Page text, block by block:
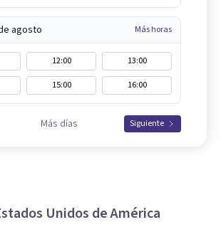
agosto Más horas
12:00
13:00
15:00 16:00
Más días Siguiente
Unidos de América